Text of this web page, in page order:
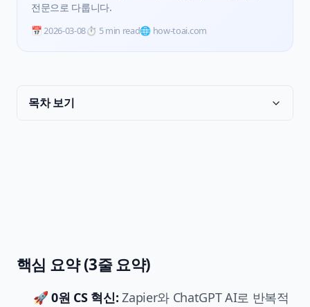
전문으로 다룹니다.
📅2026-03-08⏱️ 5 min read🌐 how-toai.com
목차 보기
핵심 요약 (3줄 요약)
🚀0원 CS 혁신: Zapier와 ChatGPT AI로 반복적